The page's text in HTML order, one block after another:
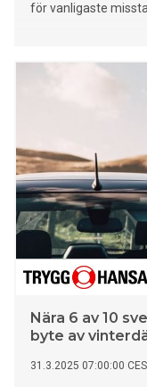
för vanligaste
Nära 6 av 10
byte av
31.3.2025 07:00:00